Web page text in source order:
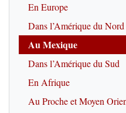
En Europe
Dans l’Amérique du Nord
Au Mexique
Dans l’Amérique du Sud
En Afrique
Au Proche et Moyen